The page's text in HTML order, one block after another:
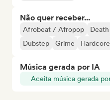
Não quer receber...
Afrobeat / Afropop
Dubstep
Grime Hardcore
Música gerada por IA
Aceita música gerada